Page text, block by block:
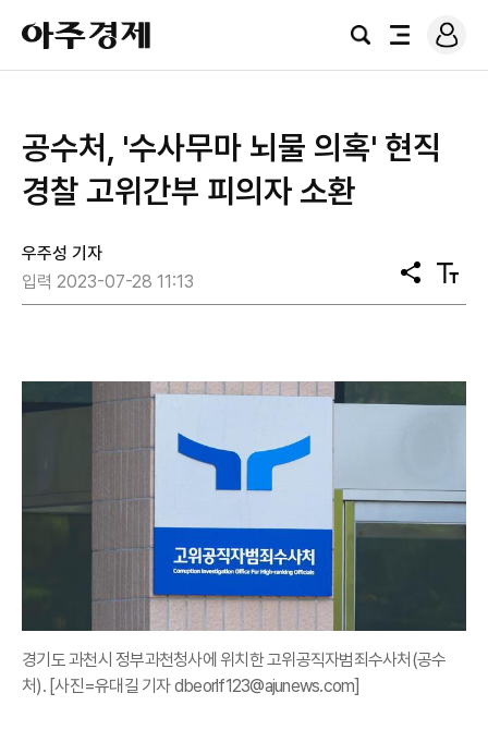
아
주
경
검
전
로
그
공수처, '수사무마 뇌물 의혹' 현직
경찰 고위간부 피의자 소환
우주성 기자
입력 2023-07-28 11:13
공
유
텍
스
경기도 과천시 정부과천청사에 위치한 고위공직자범죄수사처(공수
처). [사진=유대길 기자 dbeorlf123@ajunews.com]